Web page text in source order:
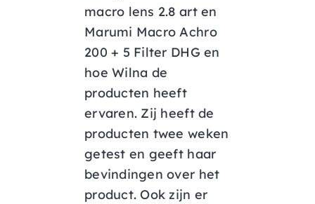
macro lens 2.8 art en
Marumi Macro Achro
200 + 5 Filter DHG en
hoe Wilna de
producten heeft
ervaren. Zij heeft de
producten twee weken
getest en geeft haar
bevindingen over het
product. Ook zijn er